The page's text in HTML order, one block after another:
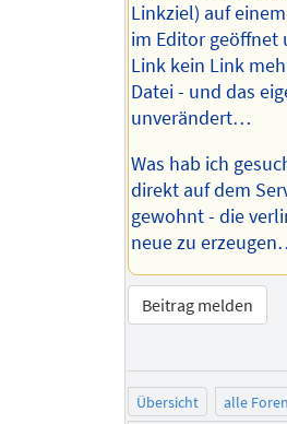
Linkziel) auf
im Editor geöffnet
Link kein Link
Datei - und das
unverändert…
Was hab ich
direkt auf dem
gewohnt - die
neue zu
Beitrag melden
Übersicht alle Foren